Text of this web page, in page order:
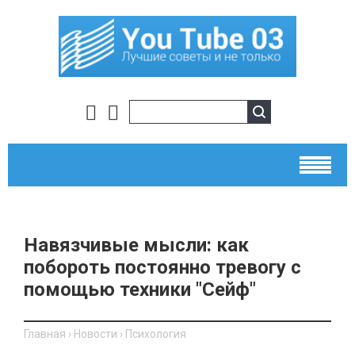
Навязчивые мысли: как
побороть постоянно тревогу с
помощью техники "Сейф"
Главная › Новости › Психология